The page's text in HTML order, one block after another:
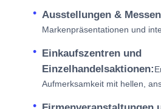
Ausstellungen &
Markenpräsentationen und
Einkaufszentren und
Einzelhandelsaktionen:
Aufmerksamkeit mit hellen,